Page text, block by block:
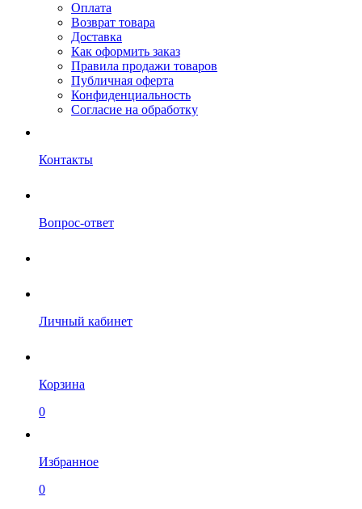
Оплата
Возврат товара
Доставка
Как оформить заказ
Правила продажи товаров
Публичная оферта
Конфиденциальность
Согласие на обработку
Контакты
Вопрос-ответ
Личный кабинет
Корзина
0
Избранное
0